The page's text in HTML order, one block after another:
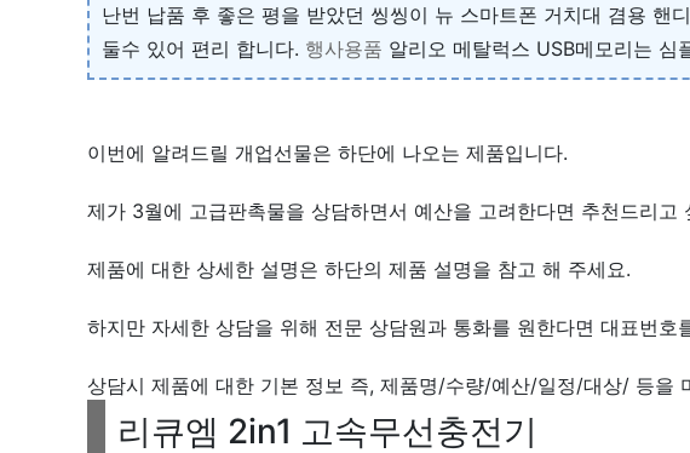
난번 납품 후 좋은 평을 받았던 씽씽이 뉴 스마트폰 거치대 겸용 핸
둘수 있어 편리 합니다. 행사용품 알리오 메탈럭스 USB메모리는 심
이번에 알려드릴 개업선물은 하단에 나오는 제품입니다.
제가 3월에 고급판촉물을 상담하면서 예산을 고려한다면 추천드리고
제품에 대한 상세한 설명은 하단의 제품 설명을 참고 해 주세요.
하지만 자세한 상담을 위해 전문 상담원과 통화를 원한다면 대표번호
상담시 제품에 대한 기본 정보 즉, 제품명/수량/예산/일정/대상/ 등을
리큐엠 2in1 고속무선충전기